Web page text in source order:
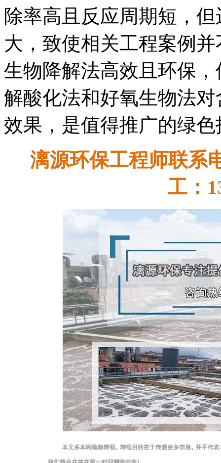
除率高且反应周期短，
大，致使相关工程案例
生物降解法高效且环保
解酸化法和好氧生物法
效果，是值得推广的绿色
漓源环保工程师联系
工：